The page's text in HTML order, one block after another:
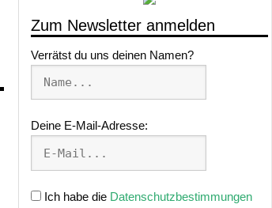
Zum Newsletter anmelden
Verrätst du uns deinen Namen?
Deine E-Mail-Adresse:
Ich habe die Datenschutzbestimmungen